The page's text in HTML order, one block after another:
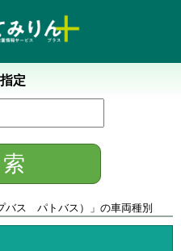
定
バス パトバス）」の車両種別